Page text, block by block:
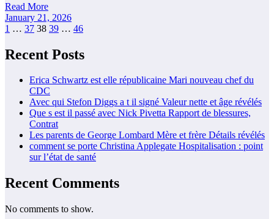
Read More
January 21, 2026
Posts
pagination
1 … 37 38 39 … 46
Recent Posts
Erica Schwartz est elle républicaine Mari nouveau chef du
CDC
Avec qui Stefon Diggs a t il signé Valeur nette et âge révélés
Que s est il passé avec Nick Pivetta Rapport de blessures,
Contrat
Les parents de George Lombard Mère et frère Détails révélés
comment se porte Christina Applegate Hospitalisation : point
sur l’état de santé
Recent Comments
No comments to show.